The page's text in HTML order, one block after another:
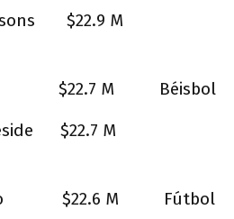
$22.9 M
$22.7 M Béisbol
$22.7 M
$22.6 M Fútbol